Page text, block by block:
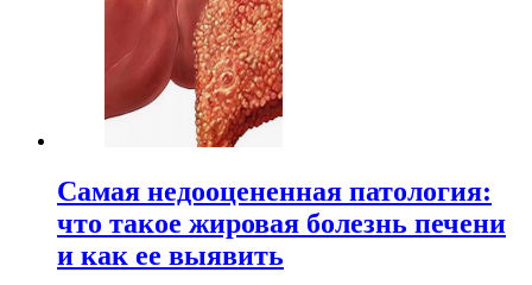
Самая недооцененная патология:
что такое жировая болезнь печени
и как ее выявить